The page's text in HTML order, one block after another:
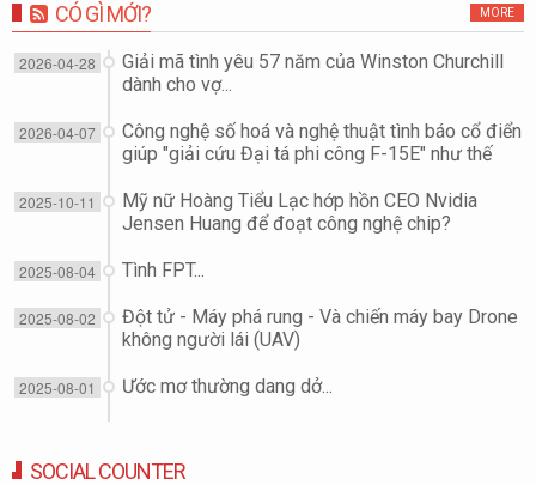
CÓ GÌ MỚI? MORE
Giải mã tình yêu 57 năm của Winston Churchill
dành cho vợ...
2026-04-28
Công nghệ số hoá và nghệ thuật tình báo cổ điển
giúp "giải cứu Đại tá phi công F-15E" như thế
2026-04-07
Mỹ nữ Hoàng Tiểu Lạc hớp hồn CEO Nvidia
Jensen Huang để đoạt công nghệ chip?
2025-10-11
Tình FPT...
2025-08-04
Đột tử - Máy phá rung - Và chiến máy bay Drone
không người lái (UAV)
2025-08-02
Ước mơ thường dang dở...
2025-08-01
SOCIAL COUNTER